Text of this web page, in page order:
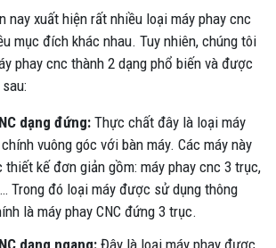
nay xuất hiện rất nhiều loại máy phay cnc
mục đích khác nhau. Tuy nhiên, chúng tôi
phay cnc thành 2 dạng phổ biến và được
dạng đứng:Thực chất đây là loại máy
vuông góc với bàn máy. Các máy này
kế đơn giản gồm: máy phay cnc 3 trục,
Trong đó loại máy được sử dụng thông
là máy phay CNC đứng 3 trục.